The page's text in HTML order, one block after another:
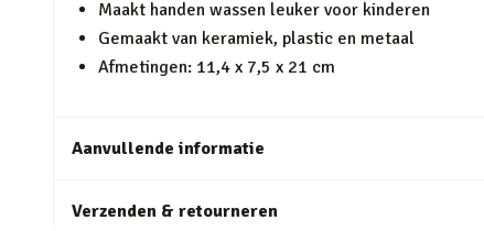
Maakt handen wassen leuker voor kinderen
Gemaakt van keramiek, plastic en metaal
Afmetingen: 11,4 x 7,5 x 21 cm
Aanvullende informatie
Verzenden & retourneren